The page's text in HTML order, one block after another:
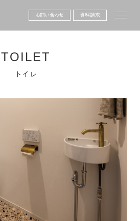
toggle
お問い合わせ 資料請求
TOILET
トイレ